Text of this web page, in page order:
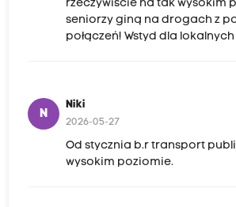
rzeczywiście na tak wysokim
seniorzy giną na drogach z
połączeń! Wstyd dla lokalnych
N
Niki
2026-05-27
Od stycznia b.r transport
wysokim poziomie.